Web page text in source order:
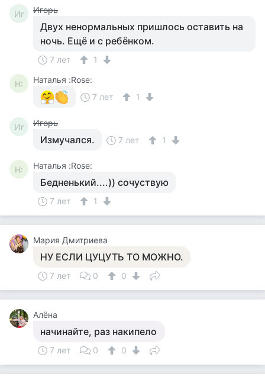
Иг Игорь
Двух ненормальных пришлось оставить на
ночь. Ещё и с ребёнком.
7 лет 1
Н:
Наталья :Rose:
7 лет
1
Иг Игорь
Измучался. 7 лет 1
Н: Наталья :Rose:
Бедненький....)) сочуствую
7 лет 1
Мария Дмитриева
НУ ЕСЛИ ЦУЦУТЬ ТО МОЖНО.
7 лет 0 0
Алёна
начинайте, раз накипело
7 лет 0 0